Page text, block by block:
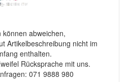
können abweichen,
Artikelbeschreibung nicht im
enthalten.
Rücksprache mit uns.
071 9888 980